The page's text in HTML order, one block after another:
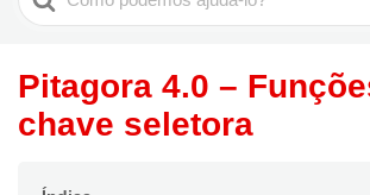
por
Pitagora 4.0 –
chave seletora